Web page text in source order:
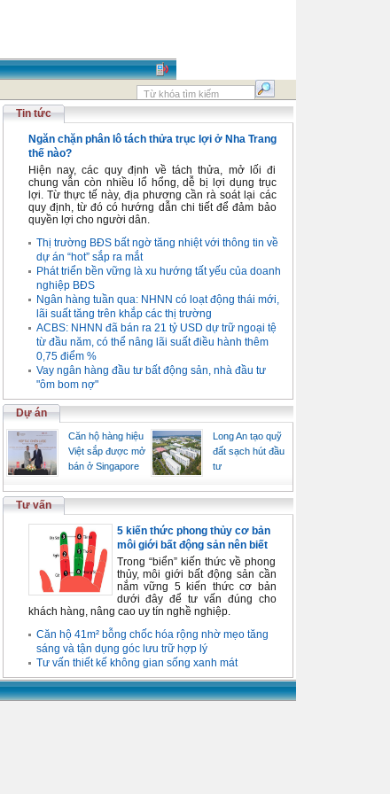
Tin tức
Ngăn chặn phân lô tách thửa trục lợi ở Nha Trang
thế nào?
Hiện nay, các quy định về tách thửa, mở lối đi
chung vẫn còn nhiều lổ hổng, dễ bị lợi dụng trục
lợi. Từ thực tế này, địa phương cần rà soát lại các
quy định, từ đó có hướng dẫn chi tiết để đảm bảo
quyền lợi cho người dân.
Thị trường BĐS bất ngờ tăng nhiệt với thông tin về
dự án “hot” sắp ra mắt
Phát triển bền vững là xu hướng tất yếu của doanh
nghiệp BĐS
Ngân hàng tuần qua: NHNN có loạt động thái mới,
lãi suất tăng trên khắp các thị trường
ACBS: NHNN đã bán ra 21 tỷ USD dự trữ ngoại tệ
từ đầu năm, có thể nâng lãi suất điều hành thêm
0,75 điểm %
Vay ngân hàng đầu tư bất động sản, nhà đầu tư
"ôm bom nợ"
Dự án
Căn hộ hàng hiệu
Việt sắp được mở
bán ở Singapore
Long An tạo quỹ
đất sạch hút đầu
tư
Tư vấn
5 kiến thức phong thủy cơ bản
môi giới bất động sản nên biết
Trong “biển” kiến thức về phong
thủy, môi giới bất động sản cần
nắm vững 5 kiến thức cơ bản
dưới đây để tư vấn đúng cho
khách hàng, nâng cao uy tín nghề nghiệp.
Căn hộ 41m² bỗng chốc hóa rộng nhờ mẹo tăng
sáng và tận dụng góc lưu trữ hợp lý
Tư vấn thiết kế không gian sống xanh mát